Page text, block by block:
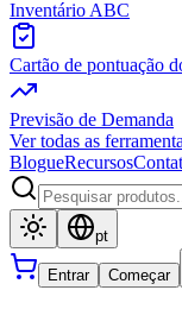
Inventário ABC
Cartão de pontuação
Previsão de Demanda
Ver todas as
BlogueRecursos
pt
Entrar Começar